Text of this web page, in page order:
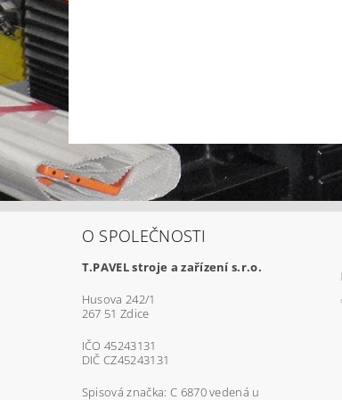
O SPOLEČNOSTI
T.PAVEL stroje a zařízení s.r.o.
Husova 242/1
267 51 Zdice
IČO 45243131
DIČ CZ45243131
Spisová značka: C 6870 vedená u